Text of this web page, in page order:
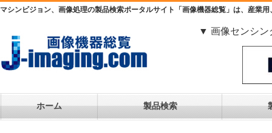
マシンビジョン、画像処理の製品検索ポータルサイト「画像機器総覧」は、産業
▼ 画像センシ
ホーム 製品検索